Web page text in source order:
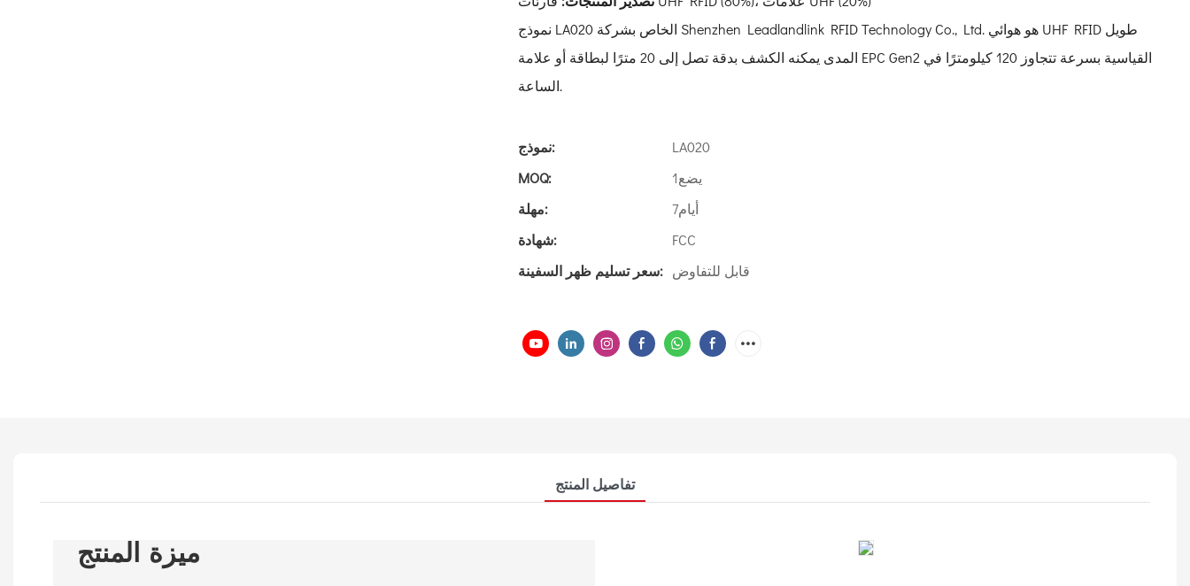
نموذج LA020 الخاص بشركة Shenzhen Leadlandlink RFID Technology Co., Ltd. هو هوائي UHF RFID طويل
المدى يمكنه الكشف بدقة تصل إلى 20 مترًا لبطاقة أو علامة EPC Gen2 القياسية بسرعة تتجاوز 120 كيلومترًا في
الساعة.
نموذج:
LA020
MOQ:
يضع1
مهلة:
أيام7
شهادة:
FCC
سعر تسليم ظهر السفينة: قابل للتفاوض
تفاصيل المنتج
ميزة المنتج